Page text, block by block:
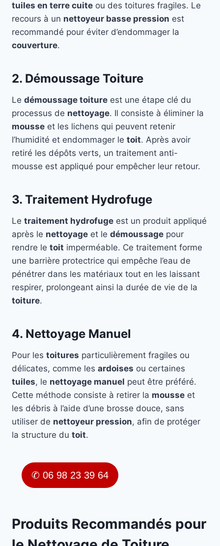
tuiles en terre cuite ou des toitures fragiles. Le
recours à un nettoyeur basse pression est
recommandé pour éviter d’endommager la
couverture.
2. Démoussage Toiture
Le démoussage toiture est une étape clé du
processus de nettoyage. Il consiste à éliminer la
mousse et les lichens qui peuvent retenir
l’humidité et endommager le toit. Après avoir
retiré les dépôts verts, un traitement anti-
mousse est appliqué pour empêcher leur retour.
3. Traitement Hydrofuge
Le traitement hydrofuge est un produit appliqué
après le nettoyage et le démoussage pour
rendre le toit imperméable. Ce traitement forme
une barrière protectrice qui empêche l’eau de
pénétrer dans les matériaux tout en les laissant
respirer, prolongeant ainsi la durée de vie de la
toiture.
4. Nettoyage Manuel
Pour les toitures particulièrement fragiles ou
délicates, comme les ardoises ou certaines
tuiles, le nettoyage manuel peut être préféré.
Cette méthode consiste à retirer la mousse et
les débris à l’aide d’une brosse douce, sans
utiliser de nettoyeur pression, afin de protéger
la structure du toit.
✆ 06 98 23 39 64
Produits Recommandés pour